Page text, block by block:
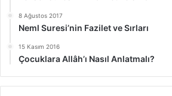
8 Ağustos 2017
Neml Suresi’nin Fazilet ve Sırları
15 Kasım 2016
Çocuklara Allâh’ı Nasıl Anlatmalı?